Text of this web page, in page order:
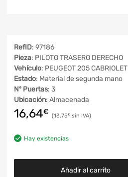
RefID: 97186
Pieza: PILOTO TRASERO DERECHO
Vehículo: PEUGEOT 205 CABRIOLET
Estado: Material de segunda mano
Nº Puertas: 3
Ubicación: Almacenada
16,64€ 13,75€
Hay existencias
Añadir al carrito